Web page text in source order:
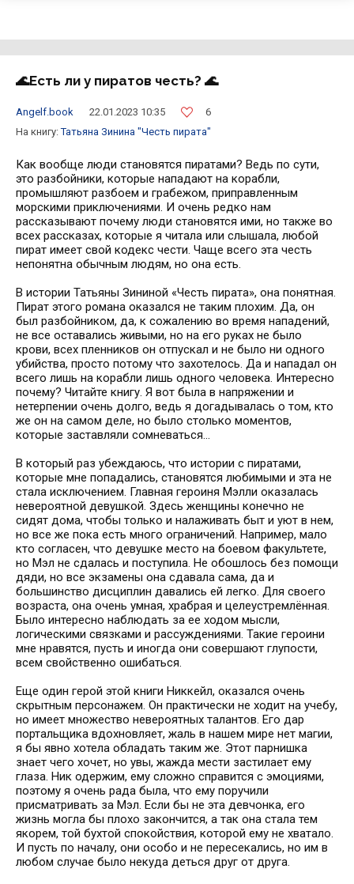
🌊Есть ли у пиратов честь? 🌊 ⠀
Angelf.book 22.01.2023 10:35
6
На книгу:Татьяна Зинина "Честь пирата"
Как вообще люди становятся пиратами? Ведь по сути,
это разбойники, которые нападают на корабли,
промышляют разбоем и грабежом, приправленным
морскими приключениями. И очень редко нам
рассказывают почему люди становятся ими, но также во
всех рассказах, которые я читала или слышала, любой
пират имеет свой кодекс чести. Чаще всего эта честь
непонятна обычным людям, но она есть.
В истории Татьяны Зининой «Честь пирата», она понятная.
Пират этого романа оказался не таким плохим. Да, он
был разбойником, да, к сожалению во время нападений,
не все оставались живыми, но на его руках не было
крови, всех пленников он отпускал и не было ни одного
убийства, просто потому что захотелось. Да и нападал он
всего лишь на корабли лишь одного человека. Интересно
почему? Читайте книгу. Я вот была в напряжении и
нетерпении очень долго, ведь я догадывалась о том, кто
же он на самом деле, но было столько моментов,
которые заставляли сомневаться...
В который раз убеждаюсь, что истории с пиратами,
которые мне попадались, становятся любимыми и эта не
стала исключением. Главная героиня Мэлли оказалась
невероятной девушкой. Здесь женщины конечно не
сидят дома, чтобы только и налаживать быт и уют в нем,
но все же пока есть много ограничений. Например, мало
кто согласен, что девушке место на боевом факультете,
но Мэл не сдалась и поступила. Не обошлось без помощи
дяди, но все экзамены она сдавала сама, да и
большинство дисциплин давались ей легко. Для своего
возраста, она очень умная, храбрая и целеустремлённая.
Было интересно наблюдать за ее ходом мысли,
логическими связками и рассуждениями. Такие героини
мне нравятся, пусть и иногда они совершают глупости,
всем свойственно ошибаться.
Еще один герой этой книги Никкейл, оказался очень
скрытным персонажем. Он практически не ходит на учебу,
но имеет множество невероятных талантов. Его дар
портальщика вдохновляет, жаль в нашем мире нет магии,
я бы явно хотела обладать таким же. Этот парнишка
знает чего хочет, но увы, жажда мести застилает ему
глаза. Ник одержим, ему сложно справится с эмоциями,
поэтому я очень рада была, что ему поручили
присматривать за Мэл. Если бы не эта девчонка, его
жизнь могла бы плохо закончится, а так она стала тем
якорем, той бухтой спокойствия, которой ему не хватало.
И пусть по началу, они особо и не пересекались, но им в
любом случае было некуда деться друг от друга.